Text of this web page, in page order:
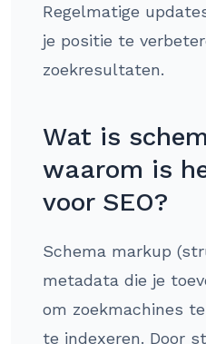
Regelmatige
je positie te
zoekresultaten.
Wat is
waarom is
voor SEO?
Schema markup
metadata die je
om zoekmachines
te indexeren. Door